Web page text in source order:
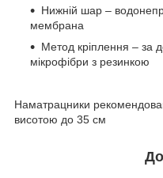
Нижній шар –
мембрана
Метод кріплення – за
мікрофібри з резинкою
Наматрацники
висотою до 35 см